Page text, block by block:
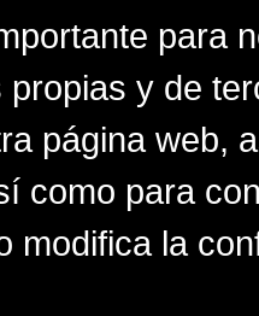
para
y de
página web,
como para
modifica la